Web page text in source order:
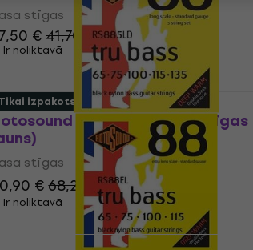
stīgas
€41,70 €
Ir noliktavā
RS 885 LD Basa stīgas
stīgas
€68,21 €
- 25 %
Ir noliktavā
Tikai izpakots